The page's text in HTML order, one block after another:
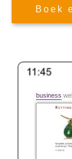
Boek
business